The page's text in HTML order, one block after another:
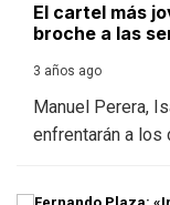
El cartel más
broche a las
3 años ago
Manuel Perera,
enfrentarán a los